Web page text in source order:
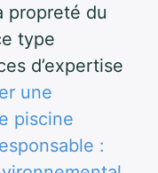
propreté du
type
d’expertise
une
piscine
: